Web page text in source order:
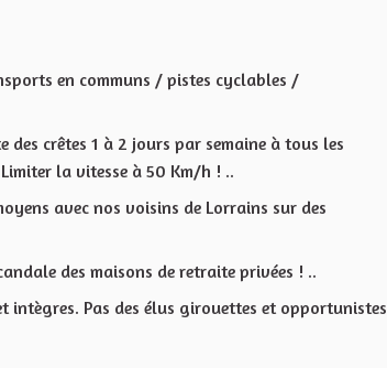
en communs / pistes cyclables /
crêtes 1 à 2 jours par semaine à tous les
la vitesse à 50 Km/h ! ..
avec nos voisins de Lorrains sur des
des maisons de retraite privées ! ..
intègres. Pas des élus girouettes et opportunistes